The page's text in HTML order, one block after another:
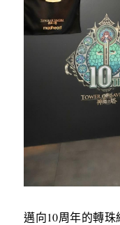
邁向10周年的轉